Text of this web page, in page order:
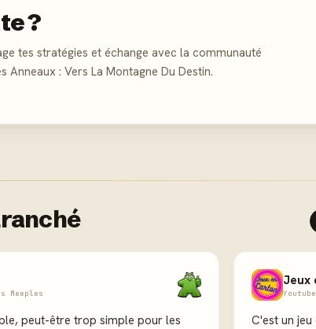
?
tes stratégies et échange avec la communauté
Anneaux : Vers La Montagne Du Destin.
Meeples
peut-être trop simple pour les
Jeux
C'est un